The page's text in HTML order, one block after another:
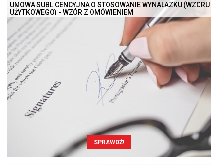
UMOWA SUBLICENCYJNA O STOSOWANIE WYNALAZKU (WZORU
UŻYTKOWEGO) - WZÓR Z OMÓWIENIEM
SPRAWDŹ!